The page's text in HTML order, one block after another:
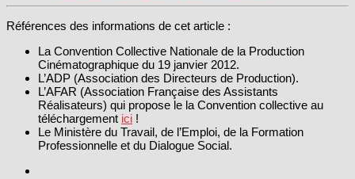
Références des informations de cet article :
La Convention Collective Nationale de la Production
Cinématographique du 19 janvier 2012.
L’ADP (Association des Directeurs de Production).
L’AFAR (Association Française des Assistants
Réalisateurs) qui propose le la Convention collective au
téléchargement ici !
Le Ministère du Travail, de l’Emploi, de la Formation
Professionnelle et du Dialogue Social.